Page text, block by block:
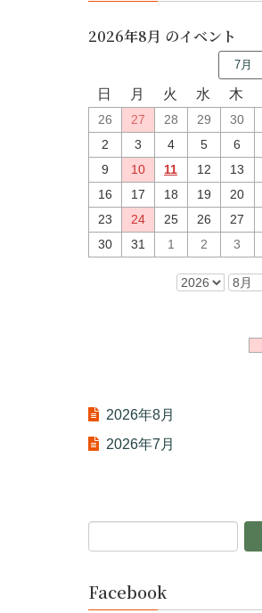
2026年8月 のイベント
7月
日 月 火 水 木
26 27 28 29 30
2
3 4 5 6
9
10 11 12 13
16
17 18 19 20
23
24 25 26 27
30
31 1 2 3
2026年8月
2026年7月
Facebook